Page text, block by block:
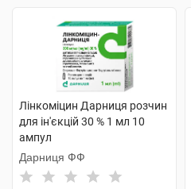
Лінкоміцин Дарниця розчин
для ін'єкцій 30 % 1 мл 10
ампул
Дарниця ФФ